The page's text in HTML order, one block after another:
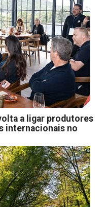
a ligar produtores
internacionais no